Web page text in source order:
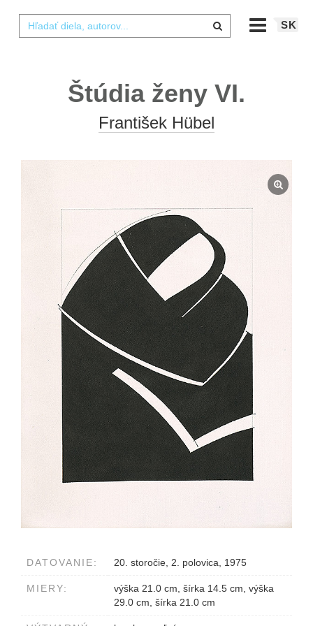
SK
Štúdia ženy VI.
František Hübel
DATOVANIE: 20. storočie, 2. polovica, 1975
MIERY:
výška 21.0 cm, šírka 14.5 cm, výška
29.0 cm, šírka 21.0 cm